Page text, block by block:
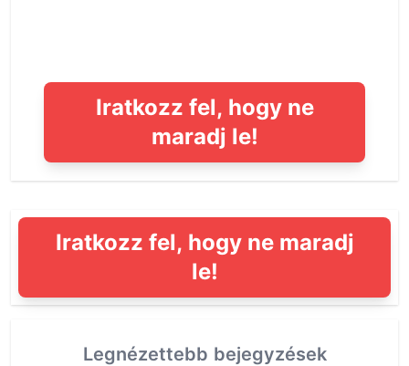
Iratkozz fel, hogy ne
maradj le!
Iratkozz fel, hogy ne maradj
le!
Legnézettebb bejegyzések